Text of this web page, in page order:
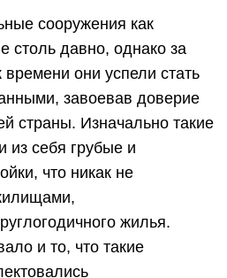
сооружения как
столь давно, однако за
времени они успели стать
завоевав доверие
страны. Изначально такие
из себя грубые и
что никак не
жилья.
и то, что такие